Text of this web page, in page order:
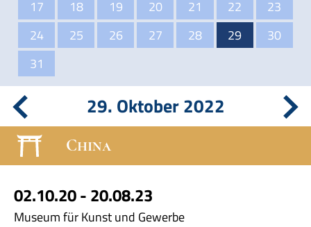
Schulmaterialien
17
18 19 20 21 22
23
24
25 26 27 28 29
30
31
29. Oktober 2022
China
02.10.20 - 20.08.23
Museum für Kunst und Gewerbe